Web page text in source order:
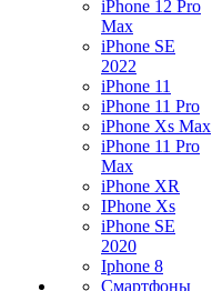
iPhone 12 Pro
Max
iPhone SE
2022
iPhone 11
iPhone 11 Pro
iPhone Xs Max
iPhone 11 Pro
Max
iPhone XR
IPhone Xs
iPhone SE
2020
Iphone 8
Смартфоны